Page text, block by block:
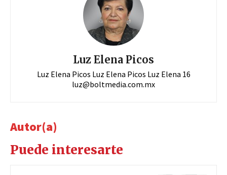
Luz Elena Picos
Luz Elena Picos Luz Elena Picos Luz Elena 16
luz@boltmedia.com.mx
Autor(a)
Puede interesarte